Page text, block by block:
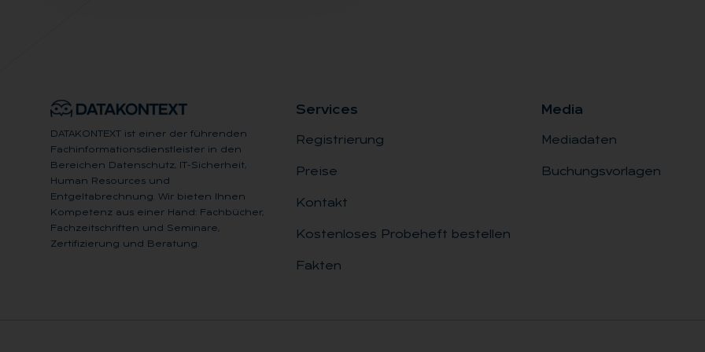
DATAKONTEXT ist einer der führenden
Fachinformationsdienstleister in den
Bereichen Datenschutz, IT-Sicherheit,
Human Resources und
Entgeltabrechnung. Wir bieten Ihnen
Kompetenz aus einer Hand: Fachbücher,
Fachzeitschriften und Seminare,
Zertifizierung und Beratung.
Ser­vices
Registrierung
Preise
Kontakt
Kostenloses Probeheft bestellen
Fakten
Me­dia
Mediadaten
Buchungsvorlagen